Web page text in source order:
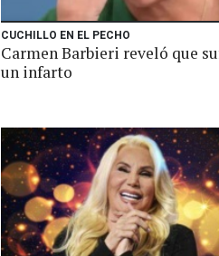
CUCHILLO EN EL PECHO
Carmen Barbieri reveló que
un infarto